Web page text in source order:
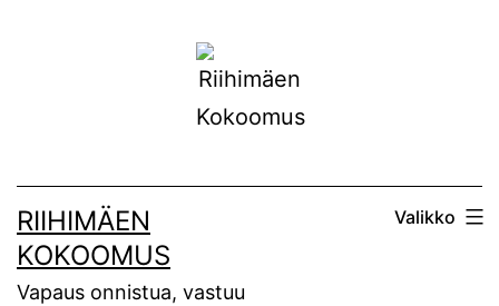
RIIHIMÄEN
KOKOOMUS
Vapaus onnistua, vastuu
Valikko